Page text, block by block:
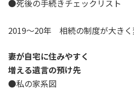
●死後の手続きチェックリスト
2019～20年 相続の制度が大きく
妻が自宅に住みやすく
増える遺言の預け先
●私の家系図